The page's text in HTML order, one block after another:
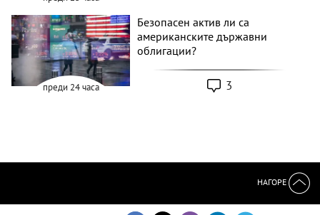
преди 24 часа
Безопасен актив ли са
американските държавни
облигации?
3
НАГОРЕ